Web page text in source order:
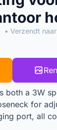
• Verzendt
both a 3W
for
port, all